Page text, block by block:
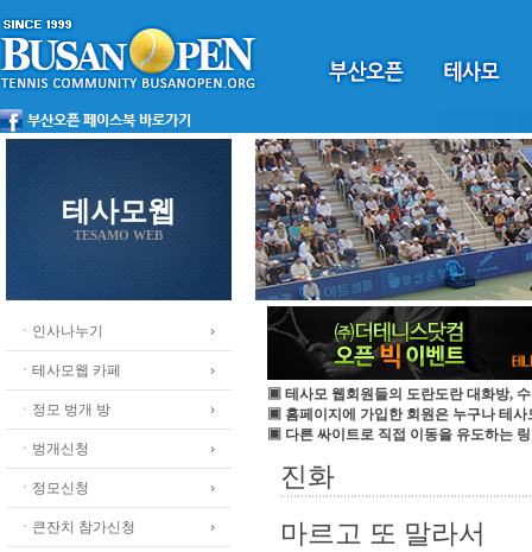
테사모웹
TESAMO WEB
ㆍ인사나누기
ㆍ테사모웹 카페
ㆍ정모 벙개 방
ㆍ벙개신청
ㆍ정모신청
ㆍ큰잔치 참가신청
▣ 테사모 웹회원들의 도란도란 대화방,
▣ 홈페이지에 가입한 회원은 누구나 테사
▣ 다른 싸이트로 직접 이동을 유도하는
진화
마르고 또 말라서